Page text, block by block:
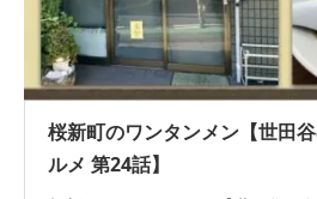
桜新町のワンタンメン【世田
ルメ 第24話】